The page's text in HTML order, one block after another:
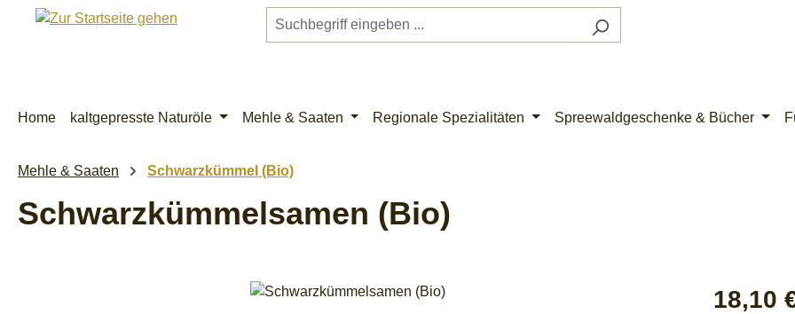
Hauptinhalt springen
Zur Suche springen
Zur Hauptnavigation springen
Home kaltgepresste Naturöle Mehle & Saaten Regionale Spezialitäten Spreewaldgeschenke & Bücher
Mehle & Saaten Schwarzkümmel (Bio)
Schwarzkümmelsamen (Bio)
Regulärer
18,10